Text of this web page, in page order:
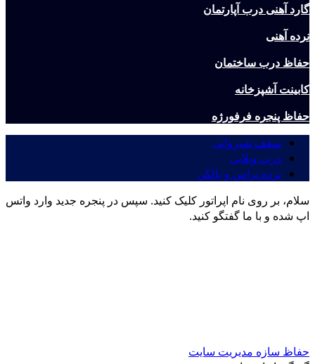
گارد آهنی درب آپارتمان
نرده آهنی
حفاظ درب ساختمان
کابینت آشپزخانه
حفاظ پنجره فرفورژه
سقف شیروانی
درب ویلایی
نرده تراس و بالکن
سلام، بر روی نام اپراتور کلیک کنید. سپس در پنجره جدید وارد واتس
اپ شده و با ما گفتگو کنید.
حفاظ سازه مدیریت سایت